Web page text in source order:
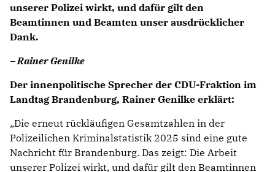
unserer Polizei wirkt, und dafür gilt den
Beamtinnen und Beamten unser ausdrücklicher
Dank.
– Rainer Genilke
Der innenpolitische Sprecher der CDU-Fraktion im
Landtag Brandenburg, Rainer Genilke erklärt:
Die erneut rückläufigen Gesamtzahlen in der
Polizeilichen Kriminalstatistik 2025 sind eine gute
Nachricht für Brandenburg. Das zeigt: Die Arbeit
unserer Polizei wirkt, und dafür gilt den Beamtinnen